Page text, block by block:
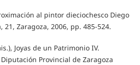
al pintor dieciochesco Diego
21, Zaragoza, 2006, pp. 485-524.
Joyas de un Patrimonio IV.
Provincial de Zaragoza